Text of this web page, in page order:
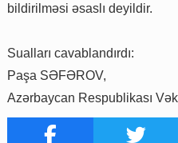
bildirilməsi əsaslı deyildir.
Sualları cavablandırdı:
Paşa SƏFƏROV,
Azərbaycan Respublikası